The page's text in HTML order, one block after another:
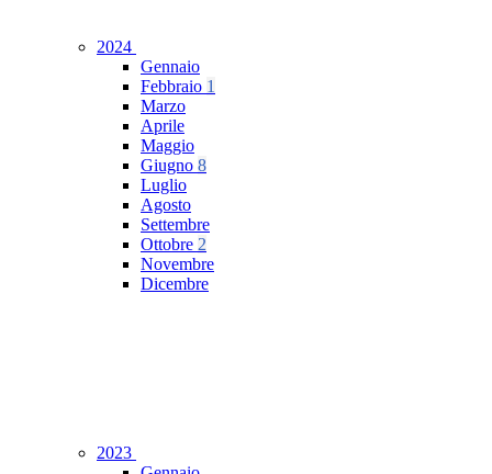
2024
Gennaio
Febbraio 1
Marzo
Aprile
Maggio
Giugno 8
Luglio
Agosto
Settembre
Ottobre 2
Novembre
Dicembre
2023